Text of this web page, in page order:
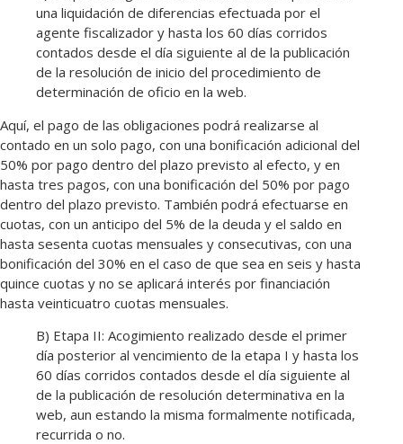
una liquidación de diferencias efectuada por el
agente fiscalizador y hasta los 60 días corridos
contados desde el día siguiente al de la publicación
de la resolución de inicio del procedimiento de
determinación de oficio en la web.
Aquí, el pago de las obligaciones podrá realizarse al
contado en un solo pago, con una bonificación adicional del
50% por pago dentro del plazo previsto al efecto, y en
hasta tres pagos, con una bonificación del 50% por pago
dentro del plazo previsto. También podrá efectuarse en
cuotas, con un anticipo del 5% de la deuda y el saldo en
hasta sesenta cuotas mensuales y consecutivas, con una
bonificación del 30% en el caso de que sea en seis y hasta
quince cuotas y no se aplicará interés por financiación
hasta veinticuatro cuotas mensuales.
B) Etapa II: Acogimiento realizado desde el primer
día posterior al vencimiento de la etapa I y hasta los
60 días corridos contados desde el día siguiente al
de la publicación de resolución determinativa en la
web, aun estando la misma formalmente notificada,
recurrida o no.